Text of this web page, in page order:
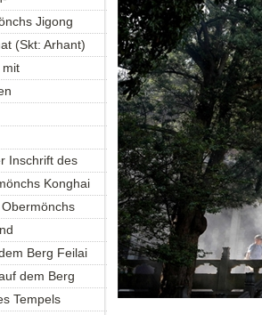
Jigong
(Skt: Arhant)
mit
Inschrift des
Konghai
Berg Feilai
dem Berg
Tempels